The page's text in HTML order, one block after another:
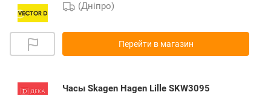
(Дніпро)
Перейти в магазин
Часы Skagen Hagen Lille SKW3095